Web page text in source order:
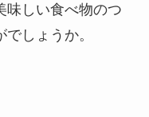
味しい食べ物のつ
しょうか。